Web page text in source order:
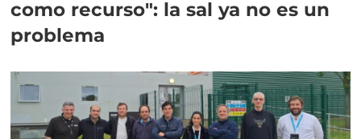
como recurso": la sal ya no es un
problema